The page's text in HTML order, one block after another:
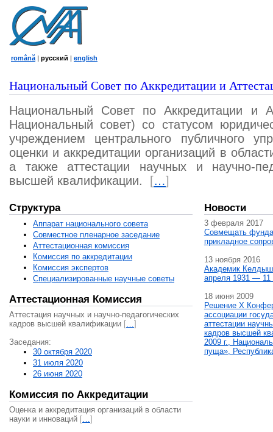
română | русский | english
Национальный Совет по Аккредитации и
Национальный Совет по Аккредитации и
Национальный совет) со статусом
учреждением центрального публичного
оценки и аккредитации организаций в
а также аттестации научных и научно-
высшей квалификации.
[…]
Структура
Аппарат национального совета
Совместное пленарное заседание
Аттестационная комисcия
Комиссия по аккредитации
Комиссия экспертов
Специализированные научные советы
Аттестационная Комиссия
Аттестация научных и научно-педагогических
кадров высшей квалификации […]
Заседания:
30 октября 2020
31 июля 2020
26 июня 2020
Комиссия по Аккредитации
Оценка и аккредитация организаций в области
науки и инноваций […]
Новости
3 февраля 2017
Совмещать
прикладное
13 ноября 2016
Академик
апреля 1931 — 11
18 июня 2009
Решение X
ассоциации
аттестации
кадров высшей
2009 г.,
пуща»,